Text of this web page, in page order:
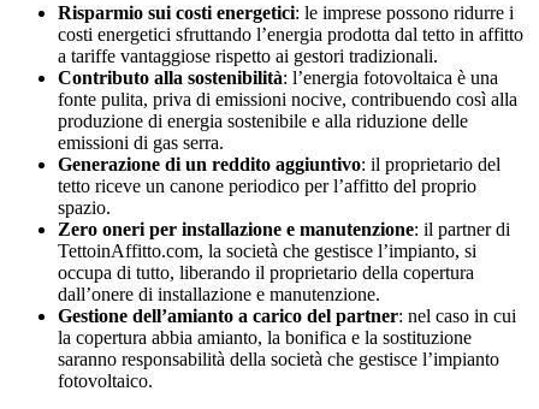
Risparmio sui costi energetici: le imprese possono ridurre i
costi energetici sfruttando l’energia prodotta dal tetto in affitto
a tariffe vantaggiose rispetto ai gestori tradizionali.
Contributo alla sostenibilità: l’energia fotovoltaica è una
fonte pulita, priva di emissioni nocive, contribuendo così alla
produzione di energia sostenibile e alla riduzione delle
emissioni di gas serra.
Generazione di un reddito aggiuntivo: il proprietario del
tetto riceve un canone periodico per l’affitto del proprio
spazio.
Zero oneri per installazione e manutenzione: il partner di
TettoinAffitto.com, la società che gestisce l’impianto, si
occupa di tutto, liberando il proprietario della copertura
dall’onere di installazione e manutenzione.
Gestione dell’amianto a carico del partner: nel caso in cui
la copertura abbia amianto, la bonifica e la sostituzione
saranno responsabilità della società che gestisce l’impianto
fotovoltaico.